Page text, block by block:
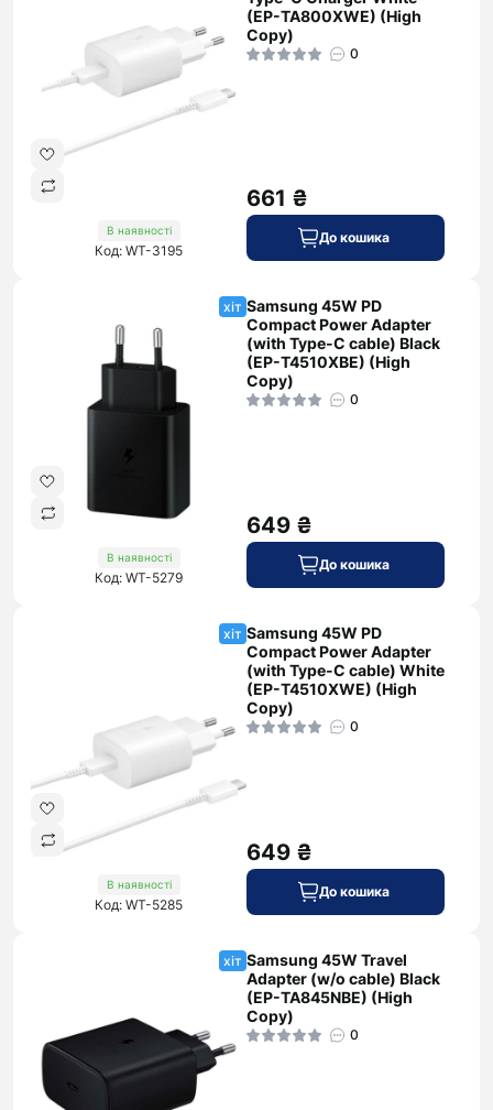
В наявності
Код: WT-3195
(EP-TA800XWE) (High
Copy)
0
661 ₴
До кошика
хіт
В наявності
Код: WT-5279
Samsung 45W PD
Compact Power Adapter
(with Type-C cable) Black
(EP-T4510XBE) (High
Copy)
0
649 ₴
До кошика
хіт
В наявності
Код: WT-5285
Samsung 45W PD
Compact Power Adapter
(with Type-C cable) White
(EP-T4510XWE) (High
Copy)
0
649 ₴
До кошика
хіт Samsung 45W Travel
Adapter (w/o cable) Black
(EP-TA845NBE) (High
Copy)
0